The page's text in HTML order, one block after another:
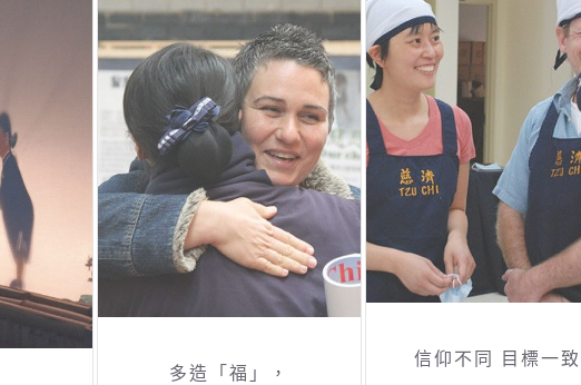
多造「福」，
信仰不同 目標一致